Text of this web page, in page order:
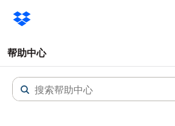
帮助中心